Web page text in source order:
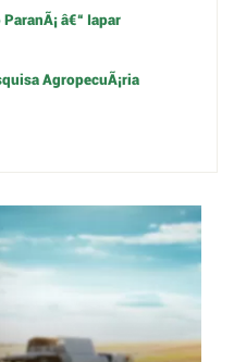
â€“ Iapar
AgropecuÃ¡ria